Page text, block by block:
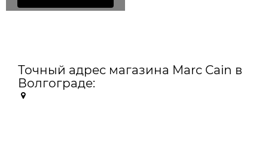
Точный адрес магазина Marc Cain в
Волгограде: